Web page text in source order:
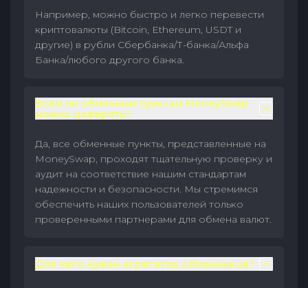
Например, можно быстро и легко перевести
криптовалюты (Bitcoin, Ethereum, USDT и
другие) в рубли Сбербанка/Т-банка/Альфа
Банка/любого другого банка.
Всем ли обменным пунктам MoneySwap
можно доверять?
Да, все обменные пункты, представленные на
MoneySwap, проходят тщательную проверку и
аудит на соответствие нашим стандартам
надежности и безопасности. Мы стремимся
обеспечить наших пользователей только
проверенными партнерами для обмена валют.
Для чего нужен агрегатор обменников?